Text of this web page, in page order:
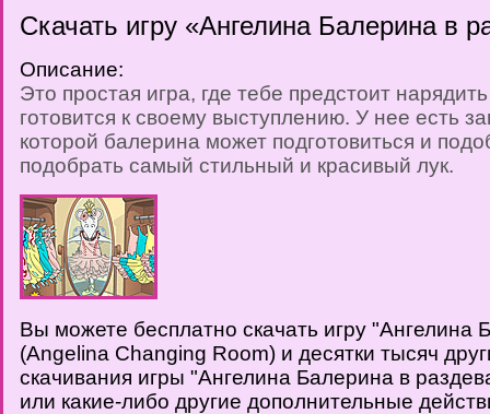
Скачать игру «Ангелина Балерина в
Описание:
Это простая игра, где тебе предстоит
готовится к своему выступлению. У нее есть
которой балерина может подготовиться и
подобрать самый стильный и красивый лук.
Вы можете бесплатно скачать игру "Ангелина
(Angelina Changing Room) и десятки тысяч
скачивания игры "Ангелина Балерина в
или какие-либо другие дополнительные